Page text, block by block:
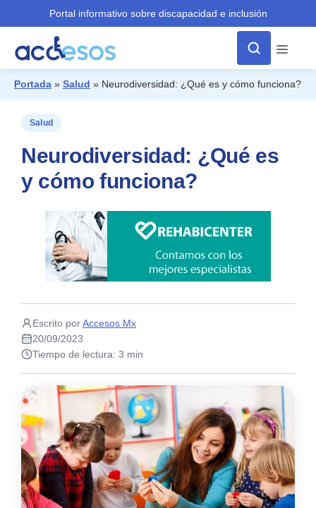
Portal informativo sobre discapacidad e inclusión
Menú
Portada » Salud » Neurodiversidad: ¿Qué es y cómo funciona?
Salud
Neurodiversidad: ¿Qué es
y cómo funciona?
Escrito porAccesos Mx
20/09/2023
Tiempo de lectura: 3 min